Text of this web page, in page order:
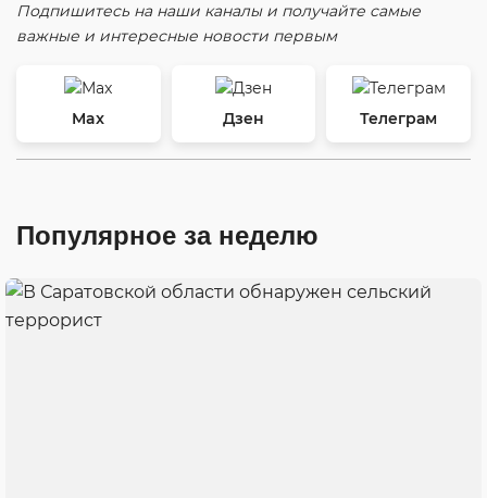
Подпишитесь на наши каналы и получайте самые
важные и интересные новости первым
Max Дзен Телеграм
Популярное за неделю